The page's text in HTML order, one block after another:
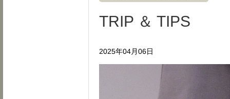
TRIP ＆ TIPS
2025年04月06日